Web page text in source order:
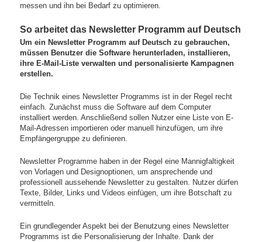
messen und ihn bei Bedarf zu optimieren.
So arbeitet das Newsletter Programm auf Deutsch
Um ein Newsletter Programm auf Deutsch zu gebrauchen,
müssen Benutzer die Software herunterladen, installieren,
ihre E-Mail-Liste verwalten und personalisierte Kampagnen
erstellen.
Die Technik eines Newsletter Programms ist in der Regel recht
einfach. Zunächst muss die Software auf dem Computer
installiert werden. Anschließend sollen Nutzer eine Liste von E-
Mail-Adressen importieren oder manuell hinzufügen, um ihre
Empfängergruppe zu definieren.
Newsletter Programme haben in der Regel eine Mannigfaltigkeit
von Vorlagen und Designoptionen, um ansprechende und
professionell aussehende Newsletter zu gestalten. Nutzer dürfen
Texte, Bilder, Links und Videos einfügen, um ihre Botschaft zu
vermitteln.
Ein grundlegender Aspekt bei der Benutzung eines Newsletter
Programms ist die Personalisierung der Inhalte. Dank der